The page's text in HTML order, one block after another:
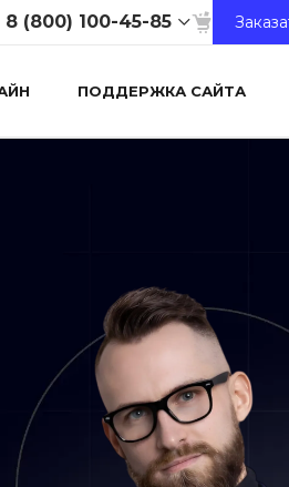
8 (800) 100-45-85
8 (800) 100-45-85
ул. Свободы, д. 93, оф.
8 (800) 100-45-85
ул. Люсиновская, д.
9:30-18:30
sale@intecweb.ru
ПОДДЕРЖКА САЙТА